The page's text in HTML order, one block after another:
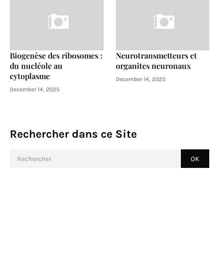
Biogenèse des ribosomes :
du nucléole au
cytoplasme
December 14, 2025
Neurotransmetteurs et
organites neuronaux
December 14, 2025
Rechercher dans ce Site